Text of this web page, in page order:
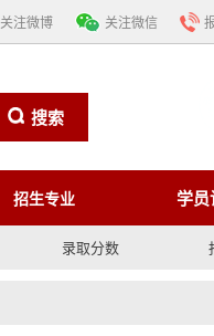
关注微博 关注微信
搜索
招生专业 学
录取分数